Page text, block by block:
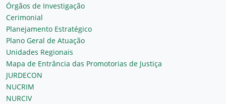
Órgãos de Investigação
Cerimonial
Planejamento Estratégico
Plano Geral de Atuação
Unidades Regionais
Mapa de Entrância das Promotorias de Justiça
JURDECON
NUCRIM
NURCIV